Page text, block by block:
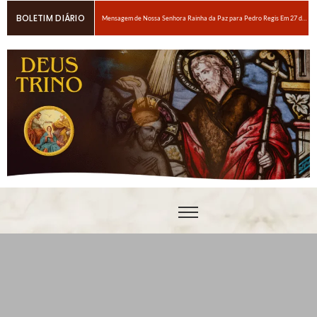
BOLETIM DIÁRIO
6 maneiras fáceis de orar se você estiver espiritualmente cansado
Oração para obter um amor ardente a Nosso Senhor Jesus Cristo
Em breve, grandes provações!Nossa Senhora Rainha do Rosário e da paz para Edson Glauber em 29 de novembro de 2020
Pedro – Escolha sempre a porta estreita